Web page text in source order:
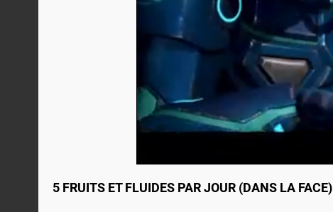
5 FRUITS ET FLUIDES PAR JOUR (DANS LA FACE)